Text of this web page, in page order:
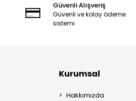
Güvenli Alışveriş
Güvenli ve kolay ödeme
sistemi
Kurumsal
Hakkımızda